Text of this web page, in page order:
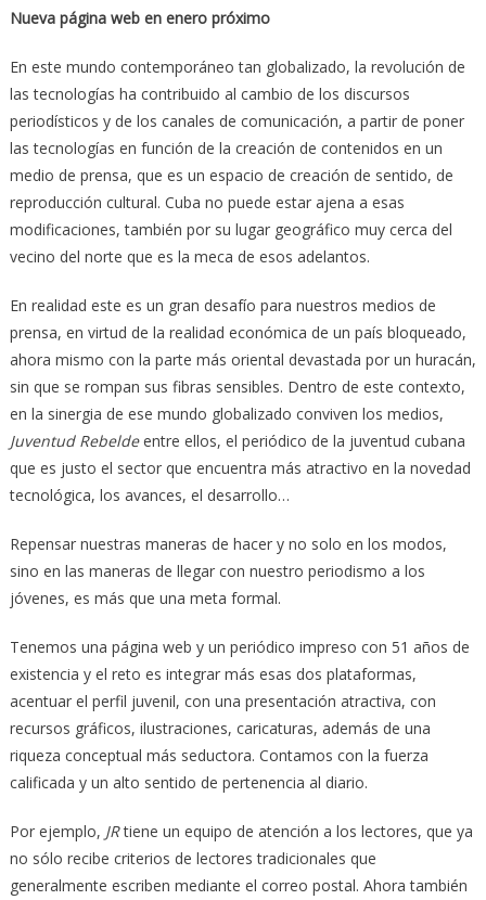
Nueva página web en enero próximo
En este mundo contemporáneo tan globalizado, la revolución de
las tecnologías ha contribuido al cambio de los discursos
periodísticos y de los canales de comunicación, a partir de poner
las tecnologías en función de la creación de contenidos en un
medio de prensa, que es un espacio de creación de sentido, de
reproducción cultural. Cuba no puede estar ajena a esas
modificaciones, también por su lugar geográfico muy cerca del
vecino del norte que es la meca de esos adelantos.
En realidad este es un gran desafío para nuestros medios de
prensa, en virtud de la realidad económica de un país bloqueado,
ahora mismo con la parte más oriental devastada por un huracán,
sin que se rompan sus fibras sensibles. Dentro de este contexto,
en la sinergia de ese mundo globalizado conviven los medios,
Juventud Rebeldeentre ellos, el periódico de la juventud cubana
que es justo el sector que encuentra más atractivo en la novedad
tecnológica, los avances, el desarrollo…
Repensar nuestras maneras de hacer y no solo en los modos,
sino en las maneras de llegar con nuestro periodismo a los
jóvenes, es más que una meta formal.
Tenemos una página web y un periódico impreso con 51 años de
existencia y el reto es integrar más esas dos plataformas,
acentuar el perfil juvenil, con una presentación atractiva, con
recursos gráficos, ilustraciones, caricaturas, además de una
riqueza conceptual más seductora. Contamos con la fuerza
calificada y un alto sentido de pertenencia al diario.
Por ejemplo, JRtiene un equipo de atención a los lectores, que ya
no sólo recibe criterios de lectores tradicionales que
generalmente escriben mediante el correo postal. Ahora también